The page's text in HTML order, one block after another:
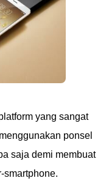
yang sangat
ponsel
saja demi membuat
smartphone.